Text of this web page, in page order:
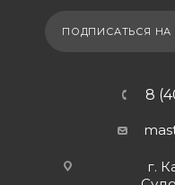
ПОДПИСАТЬСЯ НА
8
г.